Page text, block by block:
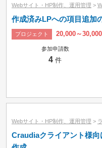
Webサイト・HP制作、運用管理 >
作成済みLPへの項目追加
プロジェクト 20,000～
参加申請数
4 件
Webサイト・HP制作、運用管理 >
Craudiaクライアント様